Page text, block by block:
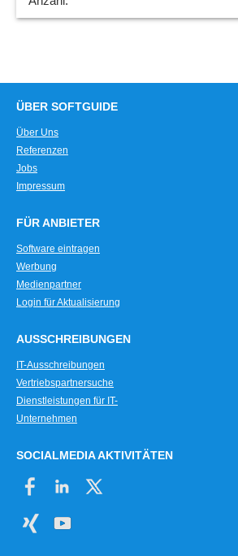
ÜBER SOFTGUIDE
Über Uns
Referenzen
Jobs
Impressum
FÜR ANBIETER
Software eintragen
Werbung
Medienpartner
Login für Aktualisierung
AUSSCHREIBUNGEN
IT-Ausschreibungen
Vertriebspartnersuche
Dienstleistungen für IT-
Unternehmen
SOCIALMEDIA AKTIVITÄTEN